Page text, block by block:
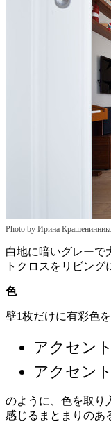
Photo by Ирина
白地に暗いグレーで
トクロスをリビング
色
壁1枚だけに有彩色
アクセン
アクセン
のように、色を取り
感じるまとまりのあ